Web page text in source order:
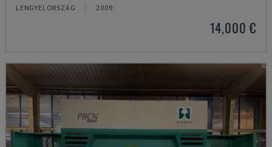
LENGYELORSZÁG 2009
14,000 €